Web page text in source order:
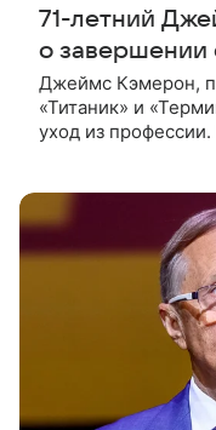
71-летний
о завершении
Джеймс Кэмерон,
«Титаник» и
уход из